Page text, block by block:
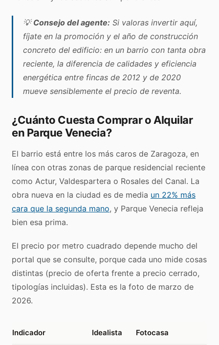
💡 Consejo del agente: Si valoras invertir aquí,
fíjate en la promoción y el año de construcción
concreto del edificio: en un barrio con tanta obra
reciente, la diferencia de calidades y eficiencia
energética entre fincas de 2012 y de 2020
mueve sensiblemente el precio de reventa.
¿Cuánto Cuesta Comprar o Alquilar
en Parque Venecia?
El barrio está entre los más caros de Zaragoza, en
línea con otras zonas de parque residencial reciente
como Actur, Valdespartera o Rosales del Canal. La
obra nueva en la ciudad es de media un 22% más
cara que la segunda mano, y Parque Venecia refleja
bien esa prima.
El precio por metro cuadrado depende mucho del
portal que se consulte, porque cada uno mide cosas
distintas (precio de oferta frente a precio cerrado,
tipologías incluidas). Esta es la foto de marzo de
2026.
Indicador Idealista Fotocasa